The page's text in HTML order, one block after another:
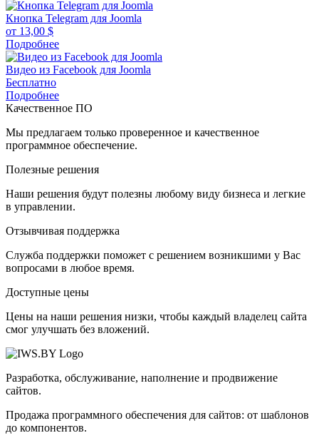
Кнопка Telegram для Joomla
от 13,00 $
Подробнее
Видео из Facebook для Joomla
Бесплатно
Подробнее
Качественное ПО
Мы предлагаем только проверенное и качественное
программное обеспечение.
Полезные решения
Наши решения будут полезны любому виду бизнеса и легкие
в управлении.
Отзывчивая поддержка
Служба поддержки поможет с решением возникшими у Вас
вопросами в любое время.
Доступные цены
Цены на наши решения низки, чтобы каждый владелец сайта
смог улучшать без вложений.
Разработка, обслуживание, наполнение и продвижение
сайтов.
Продажа программного обеспечения для сайтов: от шаблонов
до компонентов.